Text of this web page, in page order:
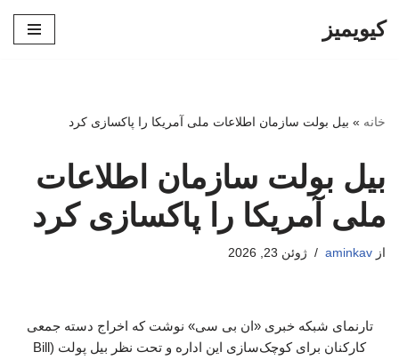
کیویمیز
خانه » بیل بولت سازمان اطلاعات ملی آمریکا را پاکسازی کرد
بیل بولت سازمان اطلاعات
ملی آمریکا را پاکسازی کرد
از aminkav ژوئن 23, 2026
تارنمای شبکه خبری «ان بی سی» نوشت که اخراج‌ دسته جمعی
کارکنان برای کوچک‌سازی این اداره و تحت نظر بیل پولت (Bill